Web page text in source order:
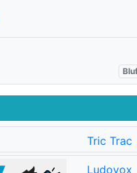
Tric Trac
Ludovox